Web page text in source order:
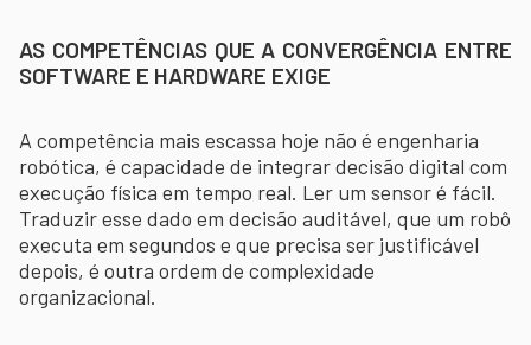
AS COMPETÊNCIAS QUE A CONVERGÊNCIA ENTRE
SOFTWARE E HARDWARE EXIGE
A competência mais escassa hoje não é engenharia
robótica, é capacidade de integrar decisão digital com
execução física em tempo real. Ler um sensor é fácil.
Traduzir esse dado em decisão auditável, que um robô
executa em segundos e que precisa ser justificável
depois, é outra ordem de complexidade
organizacional.